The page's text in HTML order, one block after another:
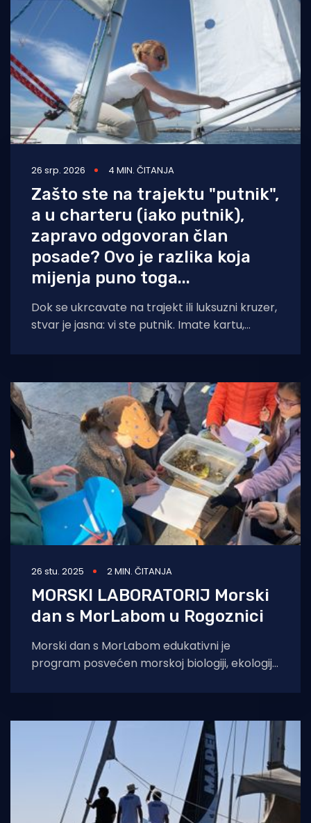
26 srp. 2026 4 MIN. ČITANJA
Zašto ste na trajektu "putnik",
a u charteru (iako putnik),
zapravo odgovoran član
posade? Ovo je razlika koja
mijenja puno toga...
Dok se ukrcavate na trajekt ili luksuzni kruzer,
stvar je jasna: vi ste putnik. Imate kartu,
26 stu. 2025 2 MIN. ČITANJA
MORSKI LABORATORIJ Morski
dan s MorLabom u Rogoznici
Morski dan s MorLabom edukativni je
program posvećen morskoj biologiji, ekologiji i
obale